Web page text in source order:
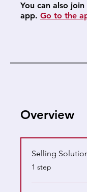
You can also
app. Go to the
Overview
Selling
.1 step